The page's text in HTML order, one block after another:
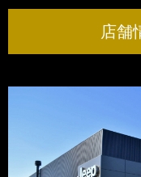
店舗